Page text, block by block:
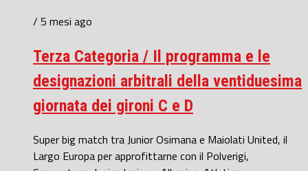
/ 5 mesi ago
Terza Categoria / Il programma e le
designazioni arbitrali della ventiduesima
giornata dei gironi C e D
Super big match tra Junior Osimana e Maiolati United, il
Largo Europa per approfittarne con il Polverigi,